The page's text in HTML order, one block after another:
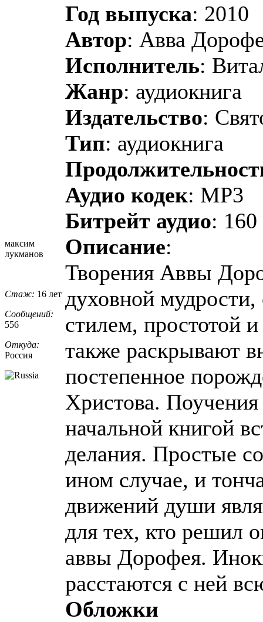
максим
лукманов
Стаж: 16 лет
Сообщений:
556
Откуда:
Россия
Год выпуска: 2010
Автор: Авва
Исполнитель:
Жанр: аудиокнига
Издательство:
Тип: аудиокнига
Аудио кодек: MP3
Битрейт аудио: 160
Описание:
Творения Аввы
духовной
стилем, простотой
также раскрывают
постепенное
Христова.
начальной книгой
делания. Простые
ином случае, и
движений души
для тех, кто решил
аввы Дорофея.
расстаются с ней
Обложки